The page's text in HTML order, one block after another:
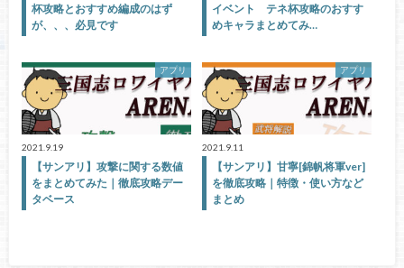
杯攻略とおすすめ編成のはず
が、、、必見です
イベント テネ杯攻略のおすす
めキャラまとめてみ…
アプリ
2021.9.19
【サンアリ】攻撃に関する数値
をまとめてみた｜徹底攻略デー
タベース
アプリ
2021.9.11
【サンアリ】甘寧[錦帆将軍ver]
を徹底攻略｜特徴・使い方など
まとめ